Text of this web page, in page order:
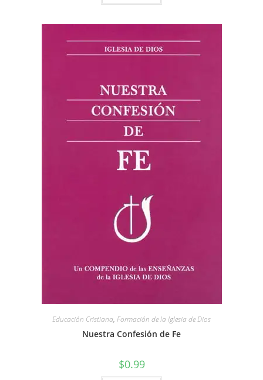
Educación Cristiana, Formación de la Iglesia de Dios
Nuestra Confesión de Fe
$0.99